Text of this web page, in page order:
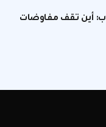
أين تقف مفاوضات